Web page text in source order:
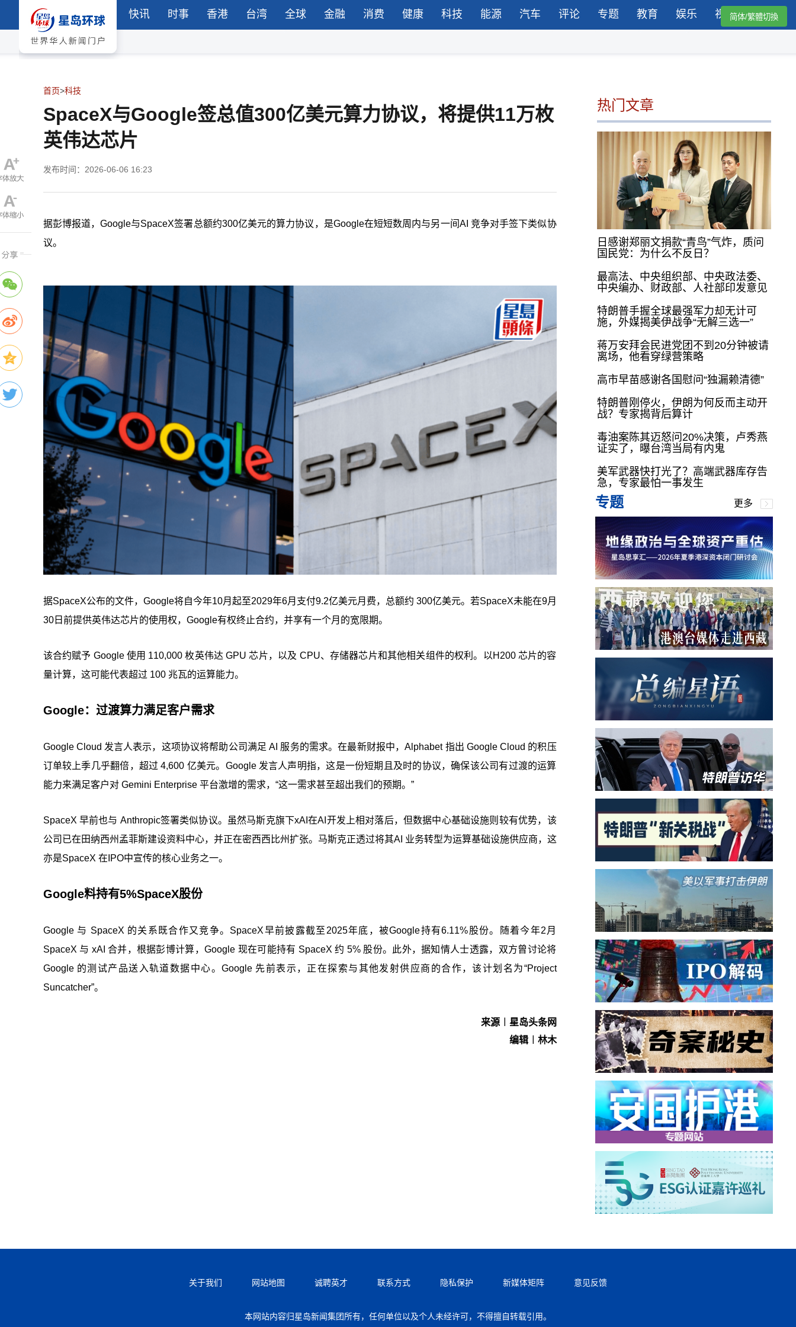
快讯 时事 香港 台湾 全球 金融 消费 健康 科技 能源 汽车 评论 专题 教育 娱乐 视频简体/繁體切換
首页>科技
SpaceX与Google签总值300亿美元算力协议，将提供11万枚
英伟达芯片
发布时间：2026-06-06 16:23
据彭博报道，Google与SpaceX签署总额约300亿美元的算力协议，是Google在短短数周内与另一间AI 竞争对手签下类似协
议。
据SpaceX公布的文件，Google将自今年10月起至2029年6月支付9.2亿美元月费，总额约 300亿美元。若SpaceX未能在9月
30日前提供英伟达芯片的使用权，Google有权终止合约，并享有一个月的宽限期。
该合约赋予 Google 使用 110,000 枚英伟达 GPU 芯片，以及 CPU、存储器芯片和其他相关组件的权利。以H200 芯片的容
量计算，这可能代表超过 100 兆瓦的运算能力。
Google：过渡算力满足客户需求
Google Cloud 发言人表示，这项协议将帮助公司满足 AI 服务的需求。在最新财报中，Alphabet 指出 Google Cloud 的积压
订单较上季几乎翻倍，超过 4,600 亿美元。Google 发言人声明指，这是一份短期且及时的协议，确保该公司有过渡的运算
能力来满足客户对 Gemini Enterprise 平台激增的需求，“这一需求甚至超出我们的预期。”
SpaceX 早前也与 Anthropic签署类似协议。虽然马斯克旗下xAI在AI开发上相对落后，但数据中心基础设施则较有优势，该
公司已在田纳西州孟菲斯建设资料中心，并正在密西西比州扩张。马斯克正透过将其AI 业务转型为运算基础设施供应商，这
亦是SpaceX 在IPO中宣传的核心业务之一。
Google料持有5%SpaceX股份
Google 与 SpaceX 的关系既合作又竞争。SpaceX早前披露截至2025年底，被Google持有6.11%股份。随着今年2月
SpaceX 与 xAI 合并，根据彭博计算，Google 现在可能持有 SpaceX 约 5% 股份。此外，据知情人士透露，双方曾讨论将
Google 的测试产品送入轨道数据中心。Google 先前表示，正在探索与其他发射供应商的合作，该计划名为“Project
Suncatcher”。
来源︱星岛头条网
编辑︱林木
热门文章
日感谢郑丽文捐款“青鸟”气炸，质问
国民党：为什么不反日？
最高法、中央组织部、中央政法委、
中央编办、财政部、人社部印发意见
特朗普手握全球最强军力却无计可
施，外媒揭美伊战争“无解三选一”
蒋万安拜会民进党团不到20分钟被请
离场，他看穿绿营策略
高市早苗感谢各国慰问“独漏赖清德”
特朗普刚停火，伊朗为何反而主动开
战？专家揭背后算计
毒油案陈其迈怒问20%决策，卢秀燕
证实了，曝台湾当局有内鬼
美军武器快打光了？高端武器库存告
急，专家最怕一事发生
专题 更多
关于我们 网站地图 诚聘英才 联系方式 隐私保护 新媒体矩阵 意见反馈
本网站内容归星岛新闻集团所有，任何单位以及个人未经许可，不得擅自转载引用。